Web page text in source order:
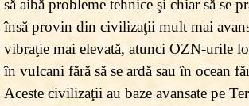
să aibă probleme tehnice şi chiar să se
însă provin din civilizaţii mult mai
vibraţie mai elevată, atunci OZN-urile
în vulcani fără să se ardă sau în ocean
Aceste civilizaţii au baze avansate pe